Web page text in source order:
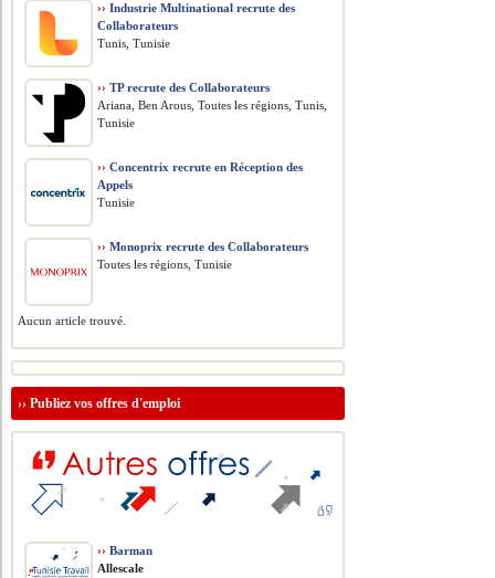
›› Industrie Multinational recrute des
Collaborateurs
Tunis, Tunisie
›› TP recrute des Collaborateurs
Ariana, Ben Arous, Toutes les régions, Tunis,
Tunisie
›› Concentrix recrute en Réception des
Appels
Tunisie
›› Monoprix recrute des Collaborateurs
Toutes les régions, Tunisie
Aucun article trouvé.
››Publiez vos offres d'emploi
›› Barman
Allescale